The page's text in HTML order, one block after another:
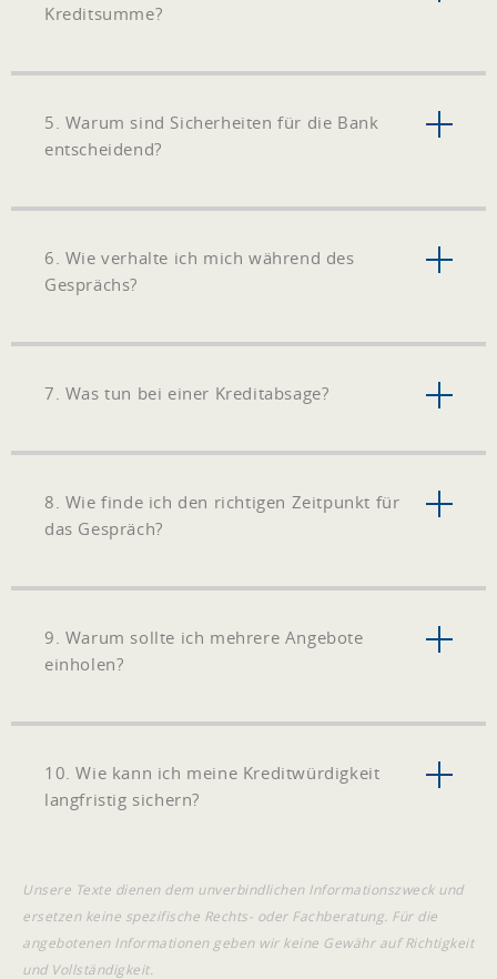
Kreditsumme?
5. Warum sind Sicherheiten für die Bank
entscheidend?
6. Wie verhalte ich mich während des
Gesprächs?
7. Was tun bei einer Kreditabsage?
8. Wie finde ich den richtigen Zeitpunkt für
das Gespräch?
9. Warum sollte ich mehrere Angebote
einholen?
10. Wie kann ich meine Kreditwürdigkeit
langfristig sichern?
Unsere Texte dienen dem unverbindlichen Informationszweck und
ersetzen keine spezifische Rechts- oder Fachberatung. Für die
angebotenen Informationen geben wir keine Gewähr auf Richtigkeit
und Vollständigkeit.